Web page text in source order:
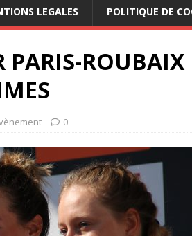
LEGALES POLITIQUE DE
PARIS-ROUBAIX
0